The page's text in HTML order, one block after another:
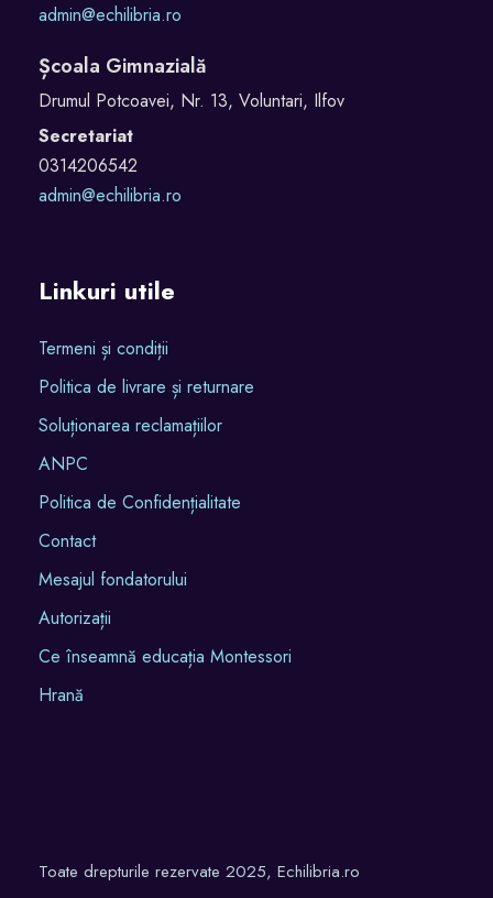
admin@echilibria.ro
Școala Gimnazială
Drumul Potcoavei, Nr. 13, Voluntari, Ilfov
Secretariat
0314206542
admin@echilibria.ro
Linkuri utile
Termeni și condiții
Politica de livrare și returnare
Soluționarea reclamațiilor
ANPC
Politica de Confidențialitate
Contact
Mesajul fondatorului
Autorizații
Ce înseamnă educația Montessori
Hrană
Toate drepturile rezervate 2025, Echilibria.ro